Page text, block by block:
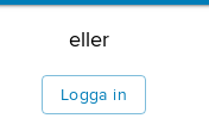
eller
Logga in